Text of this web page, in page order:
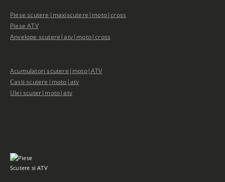
Piese scutere|maxiscutere|moto|cross
Piese ATV
Anvelope scutere|atv|moto|cross
Acumulatori scutere|moto|ATV
Casti scutere|moto|atv
Ulei scuter|moto|atv